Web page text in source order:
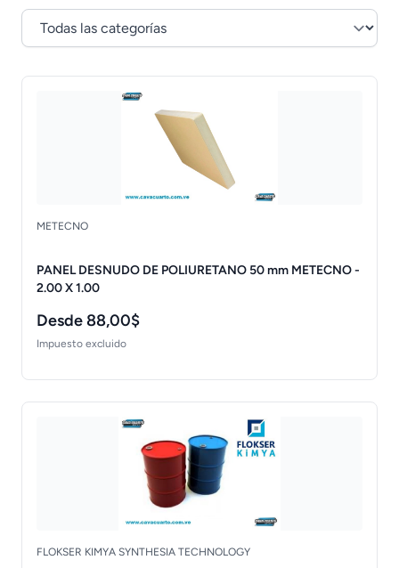
METECNO
PANEL DESNUDO DE POLIURETANO 50 mm METECNO -
2.00 X 1.00
Desde 88,00$
Impuesto excluido
FLOKSER KIMYA SYNTHESIA TECHNOLOGY